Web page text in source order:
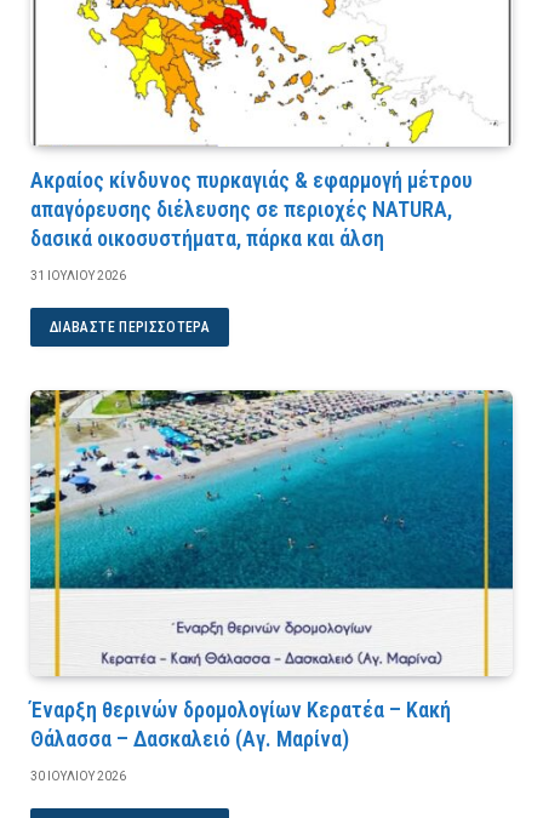
Ακραίος κίνδυνος πυρκαγιάς & εφαρμογή μέτρου
απαγόρευσης διέλευσης σε περιοχές NATURA,
δασικά οικοσυστήματα, πάρκα και άλση
31 ΙΟΥΛΊΟΥ 2026
ΔΙΑΒΆΣΤΕ ΠΕΡΙΣΣΌΤΕΡΑ
Έναρξη θερινών δρομολογίων Κερατέα – Κακή
Θάλασσα – Δασκαλειό (Αγ. Μαρίνα)
30 ΙΟΥΛΊΟΥ 2026